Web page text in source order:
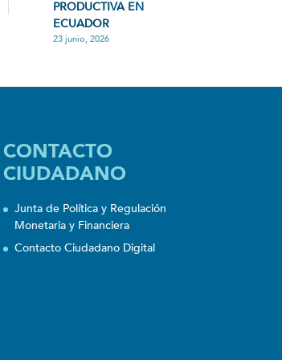
PRODUCTIVA EN
ECUADOR
23 junio, 2026
CONTACTO
CIUDADANO
Junta de Política y Regulación
Monetaria y Financiera
Contacto Ciudadano Digital